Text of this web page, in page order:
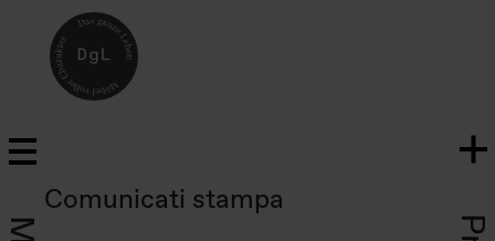
Comunicati stampa